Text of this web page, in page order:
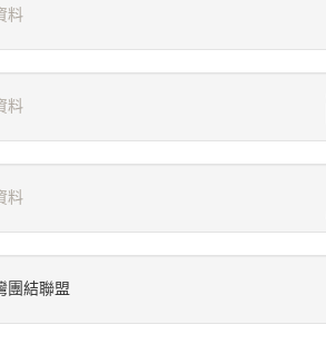
料
料
料
團結聯盟